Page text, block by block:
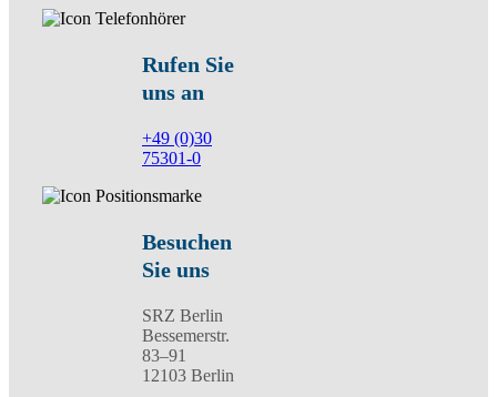
Rufen Sie
uns an
+49 (0)30
75301-0
Besuchen
Sie uns
SRZ Berlin
Bessemerstr.
83–91
12103 Berlin